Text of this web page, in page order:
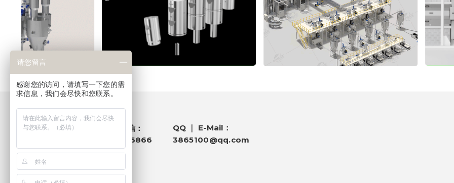
电话 ｜ 微信：
181 1458 6866
QQ ｜ E-Mail：
3865100@qq.com
请您留言
感谢您的访问，请填写一下您的需
求信息，我们会尽快和您联系。